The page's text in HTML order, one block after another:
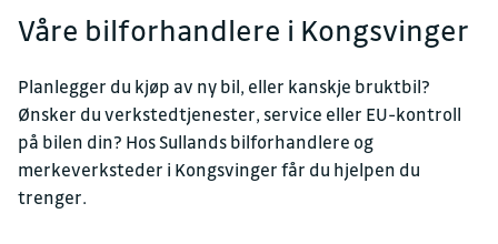
Våre bilforhandlere i Kongsvinger
Planlegger du kjøp av ny bil, eller kanskje bruktbil?
Ønsker du verkstedtjenester, service eller EU-kontroll
på bilen din? Hos Sullands bilforhandlere og
merkeverksteder i Kongsvinger får du hjelpen du
trenger.